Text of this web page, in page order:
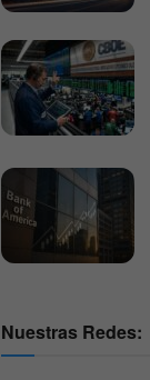
Nuestras Redes: